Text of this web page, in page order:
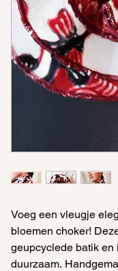
Voeg een vleugje
bloemen choker!
geupcyclede batik
duurzaam.